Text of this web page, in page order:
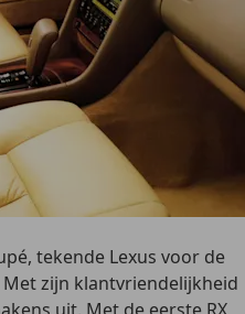
tekende Lexus voor de
Met zijn klantvriendelijkheid